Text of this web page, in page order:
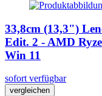
33,8cm (13,3")
Edit. 2 - AMD
Win 11
sofort verfügbar
vergleichen